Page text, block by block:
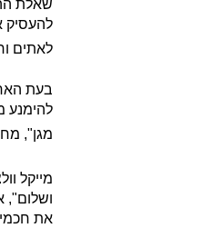
שאלת
להעסיק
לאתים
בעת
להימנע
מגן",
מייקל
ושלום",
את חכמי